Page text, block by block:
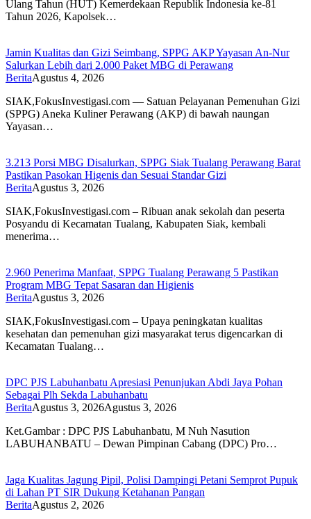
Ulang Tahun (HUT) Kemerdekaan Republik Indonesia ke-81
Tahun 2026, Kapolsek…
Jamin Kualitas dan Gizi Seimbang, SPPG AKP Yayasan An-Nur
Salurkan Lebih dari 2.000 Paket MBG di Perawang
BeritaAgustus 4, 2026
SIAK,FokusInvestigasi.com — Satuan Pelayanan Pemenuhan Gizi
(SPPG) Aneka Kuliner Perawang (AKP) di bawah naungan
Yayasan…
3.213 Porsi MBG Disalurkan, SPPG Siak Tualang Perawang Barat
Pastikan Pasokan Higenis dan Sesuai Standar Gizi
BeritaAgustus 3, 2026
SIAK,FokusInvestigasi.com – Ribuan anak sekolah dan peserta
Posyandu di Kecamatan Tualang, Kabupaten Siak, kembali
menerima…
2.960 Penerima Manfaat, SPPG Tualang Perawang 5 Pastikan
Program MBG Tepat Sasaran dan Higienis
BeritaAgustus 3, 2026
SIAK,FokusInvestigasi.com – Upaya peningkatan kualitas
kesehatan dan pemenuhan gizi masyarakat terus digencarkan di
Kecamatan Tualang…
DPC PJS Labuhanbatu Apresiasi Penunjukan Abdi Jaya Pohan
Sebagai Plh Sekda Labuhanbatu
BeritaAgustus 3, 2026Agustus 3, 2026
Ket.Gambar : DPC PJS Labuhanbatu, M Nuh Nasution
LABUHANBATU – Dewan Pimpinan Cabang (DPC) Pro…
Jaga Kualitas Jagung Pipil, Polisi Dampingi Petani Semprot Pupuk
di Lahan PT SIR Dukung Ketahanan Pangan
BeritaAgustus 2, 2026